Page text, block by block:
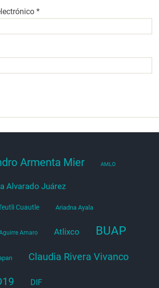
*
Armenta Mier AMLO
Alvarado Juárez
Cuautle Ariadna Ayala
Amaro Atlixco BUAP
Claudia Rivera Vivanco
DIF